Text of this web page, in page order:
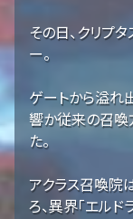
その日、クリプ
ー。
ゲートから溢れ
響か従来の召喚
た。
アクラス召喚院
ろ、異界「エル